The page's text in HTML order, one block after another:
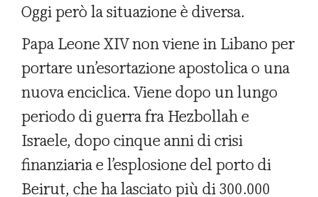
Oggi però la situazione è diversa.
Papa Leone XIV non viene in Libano per
portare un’esortazione apostolica o una
nuova enciclica. Viene dopo un lungo
periodo di guerra fra Hezbollah e
Israele, dopo cinque anni di crisi
finanziaria e l’esplosione del porto di
Beirut, che ha lasciato più di 300.000